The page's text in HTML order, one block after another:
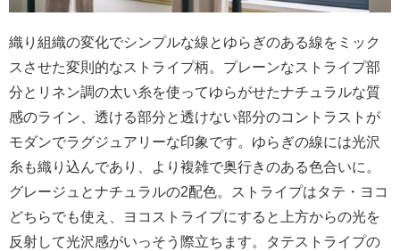
織り組織の変化でシンプルな線とゆらぎのある線をミック
スさせた変則的なストライプ柄。プレーンなストライプ部
分とリネン調の太い糸を使ってゆらがせたナチュラルな質
感のライン、透ける部分と透けない部分のコントラストが
モダンでラグジュアリーな印象です。ゆらぎの線には光沢
糸も織り込んであり、より複雑で奥行きのある色合いに。
グレージュとナチュラルの2配色。ストライプはタテ・ヨコ
どちらでも使え、ヨコストライプにすると上方からの光を
反射して光沢感がいっそう際立ちます。タテストライプの